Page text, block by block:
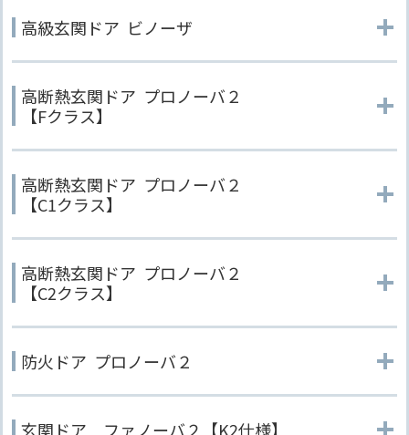
高級玄関ドア ビノーザ
高断熱玄関ドア プロノーバ２
【Fクラス】
高断熱玄関ドア プロノーバ２
【C1クラス】
高断熱玄関ドア プロノーバ２
【C2クラス】
防火ドア プロノーバ２
玄関ドア ファノーバ２【K2仕様】